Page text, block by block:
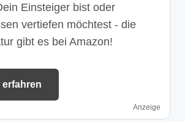
Einsteiger bist oder
vertiefen möchtest - die
gibt es bei Amazon!
erfahren
Anzeige